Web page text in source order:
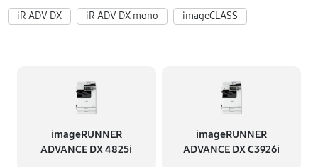
iR ADV DX iR ADV DX mono imageCLASS
imageRUNNER
ADVANCE DX 4825i
imageRUNNER
ADVANCE DX C3926i